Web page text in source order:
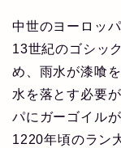
中世のヨーロッ
13世紀のゴシッ
め、雨水が漆喰
水を落とす必要
パにガーゴイル
1220年頃のラン